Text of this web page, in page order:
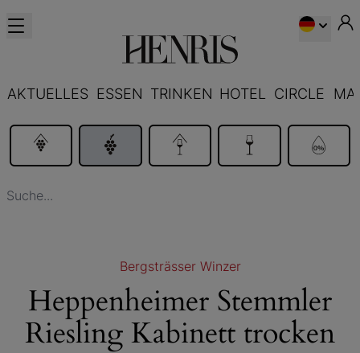
AKTUELLES ESSEN TRINKEN HOTEL CIRCLE
Bergsträsser Winzer
Heppenheimer Stemmler
Riesling Kabinett trocken